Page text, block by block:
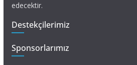
edecektir.
Destekçilerimiz
Sponsorlarımız